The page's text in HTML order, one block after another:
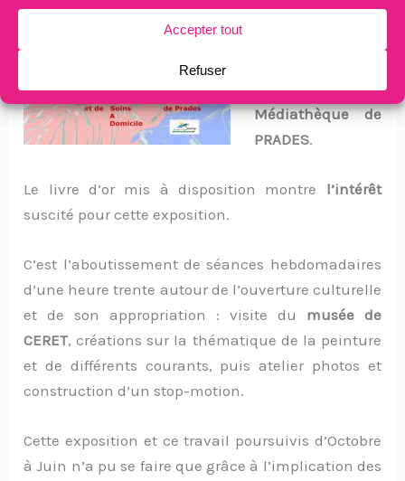
Brandonet
montré à la
Médiathèque de
PRADES.
Le livre d’or mis à disposition montre l’intérêt
suscité pour cette exposition.
C’est l’aboutissement de séances hebdomadaires
d’une heure trente autour de l’ouverture culturelle
et de son appropriation : visite du musée de
CERET, créations sur la thématique de la peinture
et de différents courants, puis atelier photos et
construction d’un stop-motion.
Cette exposition et ce travail poursuivis d’Octobre
à Juin n’a pu se faire que grâce à l’implication des